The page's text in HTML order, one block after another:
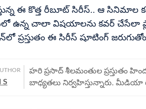
ఈ కొత్త రీబూట్ సిరీస్.. ఆ సినిమాల
ఉన్న చాలా విషయాలను కవర్ చేసేలా
ప్రస్తుతం ఈ సిరీస్ షూటింగ్
S
హరి ప్రసాద్ శీలమంతుల ప్రస్తుతం
బాధ్యతలు నిర్వహిస్తున్నారు. మీడియా